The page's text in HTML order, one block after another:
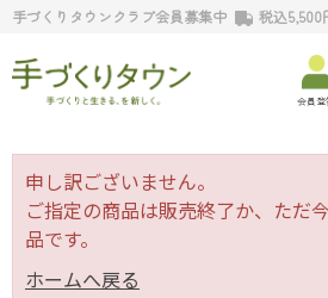
手づくりタウンクラブ会員募集中 税込5,500
会員登
申し訳ございません。
ご指定の商品は販売終了か、ただ
品です。
ホームへ戻る